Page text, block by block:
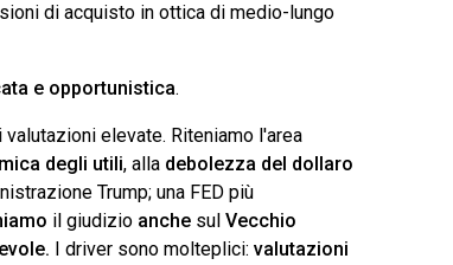
di acquisto in ottica di medio-lungo
e opportunistica.
valutazioni elevate. Riteniamo l'area
degli utili, alla debolezza del dollaro
Trump; una FED più
il giudizio anche sul Vecchio
I driver sono molteplici: valutazioni